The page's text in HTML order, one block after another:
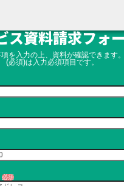
ス資料請求フォ
を入力の上、資料が確認できます。
(必須)は入力必須項目です。
必須